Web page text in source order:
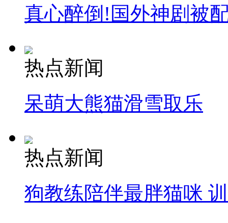
真心醉倒!国外神剧被
热点新闻
呆萌大熊猫滑雪取乐
热点新闻
狗教练陪伴最胖猫咪